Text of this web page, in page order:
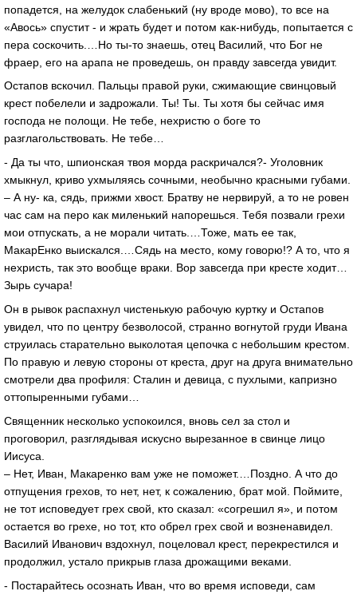
попадется, на желудок слабенький (ну вроде мово), то все на
«Авось» спустит - и жрать будет и потом как-нибудь, попытается с
пера соскочить.…Но ты-то знаешь, отец Василий, что Бог не
фраер, его на арапа не проведешь, он правду завсегда увидит.
Остапов вскочил. Пальцы правой руки, сжимающие свинцовый
крест побелели и задрожали. Ты! Ты. Ты хотя бы сейчас имя
господа не полощи. Не тебе, нехристю о боге то
разглагольствовать. Не тебе…
- Да ты что, шпионская твоя морда раскричался?- Уголовник
хмыкнул, криво ухмыляясь сочными, необычно красными губами.
– А ну- ка, сядь, прижми хвост. Братву не нервируй, а то не ровен
час сам на перо как миленький напорешься. Тебя позвали грехи
мои отпускать, а не морали читать.…Тоже, мать ее так,
МакарЕнко выискался.…Сядь на место, кому говорю!? А то, что я
нехристь, так это вообще враки. Вор завсегда при кресте ходит…
Зырь сучара!
Он в рывок распахнул чистенькую рабочую куртку и Остапов
увидел, что по центру безволосой, странно вогнутой груди Ивана
струилась старательно выколотая цепочка с небольшим крестом.
По правую и левую стороны от креста, друг на друга внимательно
смотрели два профиля: Сталин и девица, с пухлыми, капризно
оттопыренными губами…
Священник несколько успокоился, вновь сел за стол и
проговорил, разглядывая искусно вырезанное в свинце лицо
Иисуса.
– Нет, Иван, Макаренко вам уже не поможет.…Поздно. А что до
отпущения грехов, то нет, нет, к сожалению, брат мой. Поймите,
не тот исповедует грех свой, кто сказал: «согрешил я», и потом
остается во грехе, но тот, кто обрел грех свой и возненавидел.
Василий Иванович вздохнул, поцеловал крест, перекрестился и
продолжил, устало прикрыв глаза дрожащими веками.
- Постарайтесь осознать Иван, что во время исповеди, сам